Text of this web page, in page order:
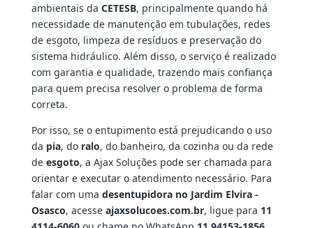
ambientais da CETESB, principalmente quando há
necessidade de manutenção em tubulações, redes
de esgoto, limpeza de resíduos e preservação do
sistema hidráulico. Além disso, o serviço é realizado
com garantia e qualidade, trazendo mais confiança
para quem precisa resolver o problema de forma
correta.
Por isso, se o entupimento está prejudicando o uso
da pia, do ralo, do banheiro, da cozinha ou da rede
de esgoto, a Ajax Soluções pode ser chamada para
orientar e executar o atendimento necessário. Para
falar com uma desentupidora no Jardim Elvira -
Osasco, acesse ajaxsolucoes.com.br, ligue para 11